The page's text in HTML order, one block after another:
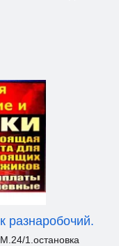
разнаробочий.
1.остановка